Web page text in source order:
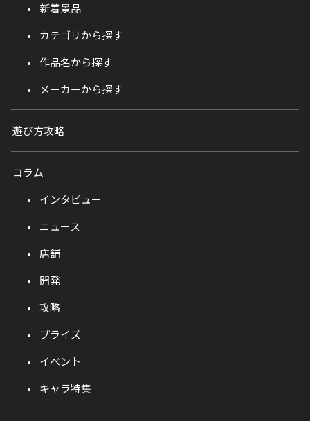
新着景品
カテゴリから探す
作品名から探す
メーカーから探す
遊び方攻略
コラム
インタビュー
ニュース
店舗
開発
攻略
プライズ
イベント
キャラ特集